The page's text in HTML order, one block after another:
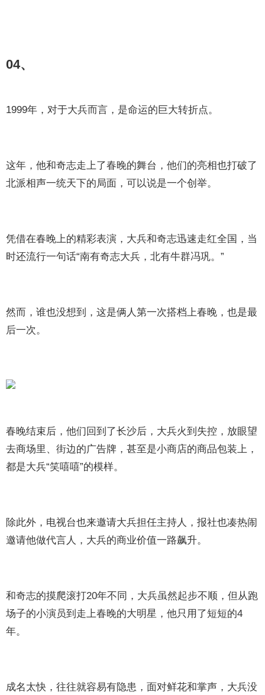
04、
1999年，对于大兵而言，是命运的巨大转折点。
这年，他和奇志走上了春晚的舞台，他们的亮相也打破了
北派相声一统天下的局面，可以说是一个创举。
凭借在春晚上的精彩表演，大兵和奇志迅速走红全国，当
时还流行一句话“南有奇志大兵，北有牛群冯巩。”
然而，谁也没想到，这是俩人第一次搭档上春晚，也是最
后一次。
春晚结束后，他们回到了长沙后，大兵火到失控，放眼望
去商场里、街边的广告牌，甚至是小商店的商品包装上，
都是大兵“笑嘻嘻”的模样。
除此外，电视台也来邀请大兵担任主持人，报社也凑热闹
邀请他做代言人，大兵的商业价值一路飙升。
和奇志的摸爬滚打20年不同，大兵虽然起步不顺，但从跑
场子的小演员到走上春晚的大明星，他只用了短短的4
年。
成名太快，往往就容易有隐患，面对鲜花和掌声，大兵没